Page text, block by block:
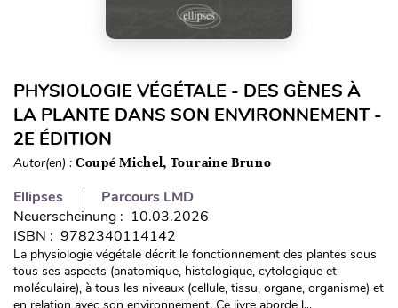
PHYSIOLOGIE VÉGÉTALE - DES GÈNES À
LA PLANTE DANS SON ENVIRONNEMENT -
2E ÉDITION
Autor(en) : Coupé Michel, Touraine Bruno
Ellipses
Parcours LMD
Neuerscheinung : 10.03.2026
ISBN : 9782340114142
La physiologie végétale décrit le fonctionnement des plantes sous
tous ses aspects (anatomique, histologique, cytologique et
moléculaire), à tous les niveaux (cellule, tissu, organe, organisme) et